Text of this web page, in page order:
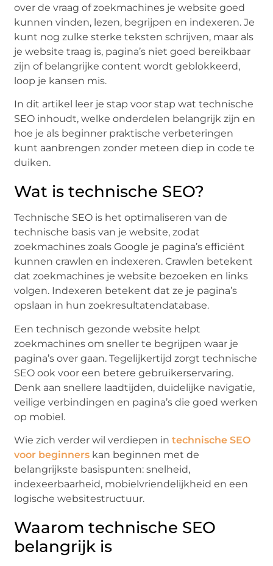
over de vraag of zoekmachines je website goed
kunnen vinden, lezen, begrijpen en indexeren. Je
kunt nog zulke sterke teksten schrijven, maar als
je website traag is, pagina’s niet goed bereikbaar
zijn of belangrijke content wordt geblokkeerd,
loop je kansen mis.
In dit artikel leer je stap voor stap wat technische
SEO inhoudt, welke onderdelen belangrijk zijn en
hoe je als beginner praktische verbeteringen
kunt aanbrengen zonder meteen diep in code te
duiken.
Wat is technische SEO?
Technische SEO is het optimaliseren van de
technische basis van je website, zodat
zoekmachines zoals Google je pagina’s efficiënt
kunnen crawlen en indexeren. Crawlen betekent
dat zoekmachines je website bezoeken en links
volgen. Indexeren betekent dat ze je pagina’s
opslaan in hun zoekresultatendatabase.
Een technisch gezonde website helpt
zoekmachines om sneller te begrijpen waar je
pagina’s over gaan. Tegelijkertijd zorgt technische
SEO ook voor een betere gebruikerservaring.
Denk aan snellere laadtijden, duidelijke navigatie,
veilige verbindingen en pagina’s die goed werken
op mobiel.
Wie zich verder wil verdiepen intechnische SEO
voor beginners kan beginnen met de
belangrijkste basispunten: snelheid,
indexeerbaarheid, mobielvriendelijkheid en een
logische websitestructuur.
Waarom technische SEO
belangrijk is